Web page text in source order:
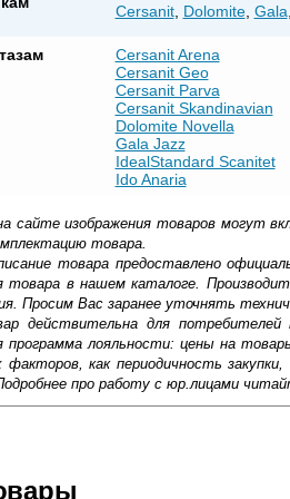
Cersanit, Dolomite, Gala
Cersanit Arena
Cersanit Geo
Cersanit Parva
Cersanit Skandinavian
Dolomite Novella
Gala Jazz
IdealStandard Scanitet
Ido Anaria
сайте изображения товаров могут
товара.
товара предоставлено
товара в нашем каталоге.
Просим Вас заранее уточнять
действительна для потребителей
программа лояльности: цены на
как периодичность
про работу с юр.лицами
унитаза Арктик со стальным
материала. Купив данный
Для ухода не требуются особые
по Москве и Московской области
оплаты:более десятка